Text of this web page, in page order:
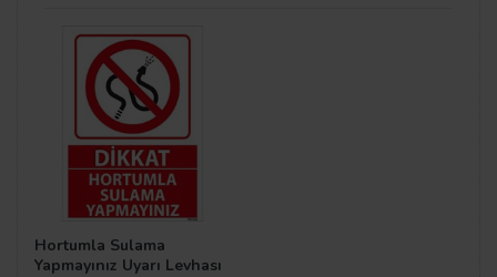
Hortumla Sulama
Yapmayınız Uyarı Levhası